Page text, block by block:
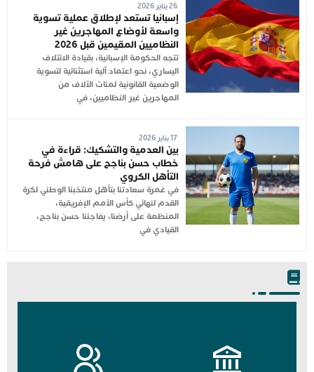
26 يناير 2026
إسبانيا تستعد لإطلاق عملية تسوية
واسعة لأوضاع المهاجرين غير
النظاميين المقيمين قبل 2026
تتجه الحكومة الإسبانية، بقيادة الائتلاف
اليساري، نحو اعتماد آلية استثنائية لتسوية
الوضعية القانونية لمئات الآلاف من
المهاجرين غير النظاميين، في
17 يناير 2026
بين العدمية والتشكيك: قراءة في
خطاب حسن بناجح على هامش فرحة
التأهل الكروي
في غمرة سعادتنا بتأهل منتخبنا الوطني لكرة
القدم لنهائي كأس الأمم الإفريقية،
المنظمة على أرضنا، يفاجئنا حسن بناجح،
القيادي في